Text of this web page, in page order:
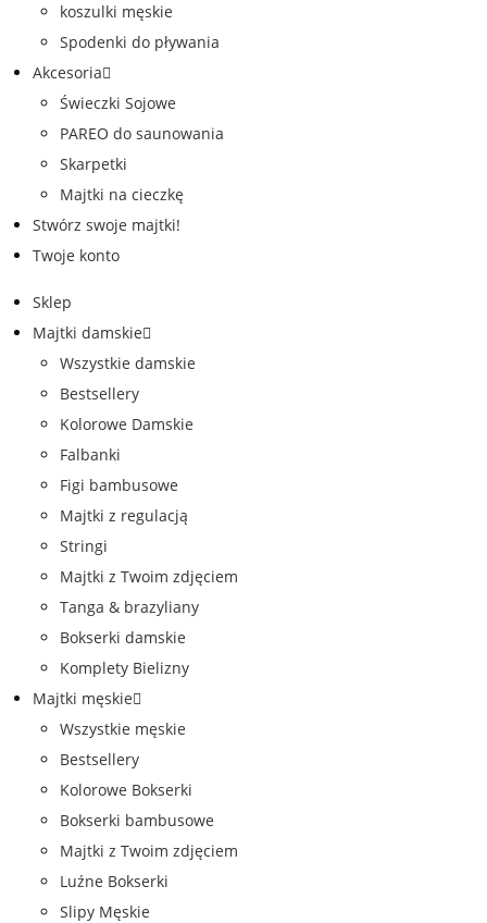
koszulki męskie
Spodenki do pływania
Akcesoria
Świeczki Sojowe
PAREO do saunowania
Skarpetki
Majtki na cieczkę
Stwórz swoje majtki!
Twoje konto
Sklep
Majtki damskie
Wszystkie damskie
Bestsellery
Kolorowe Damskie
Falbanki
Figi bambusowe
Majtki z regulacją
Stringi
Majtki z Twoim zdjęciem
Tanga & brazyliany
Bokserki damskie
Komplety Bielizny
Majtki męskie
Wszystkie męskie
Bestsellery
Kolorowe Bokserki
Bokserki bambusowe
Majtki z Twoim zdjęciem
Luźne Bokserki
Slipy Męskie